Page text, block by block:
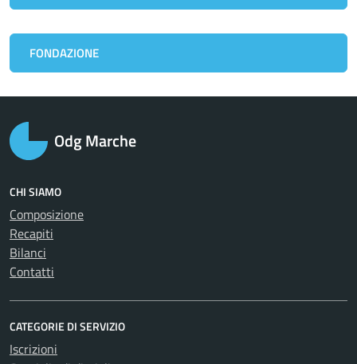
FONDAZIONE
Odg Marche
CHI SIAMO
Composizione
Recapiti
Bilanci
Contatti
CATEGORIE DI SERVIZIO
Iscrizioni